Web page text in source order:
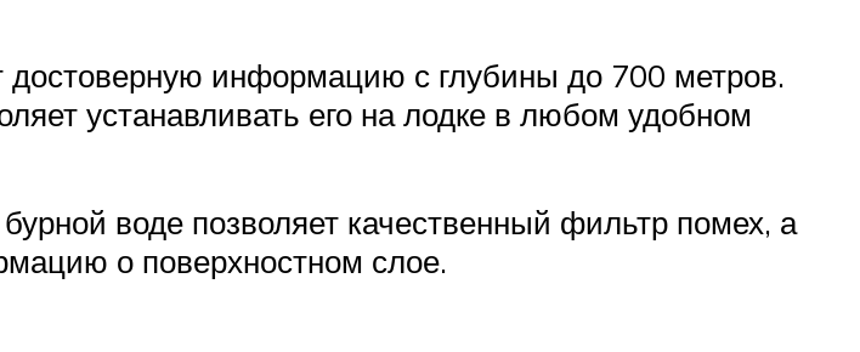
достоверную информацию с глубины до 700 метров.
устанавливать его на лодке в любом удобном
воде позволяет качественный фильтр помех, а
о поверхностном слое.